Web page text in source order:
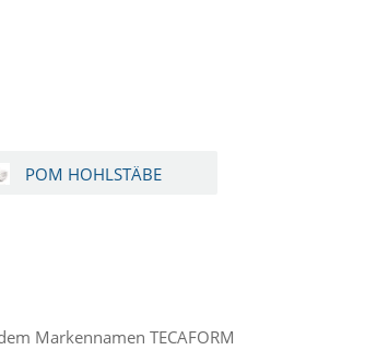
POM HOHLSTÄBE
Markennamen TECAFORM